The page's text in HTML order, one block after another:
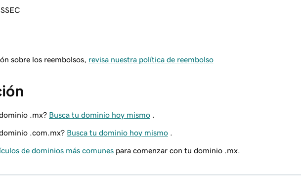
sobre los reembolsos, revisa nuestra política de reembolso
.mx? Busca tu dominio hoy mismo
.com.mx? Busca tu dominio hoy mismo
de dominios más comunes para comenzar con tu dominio .mx.